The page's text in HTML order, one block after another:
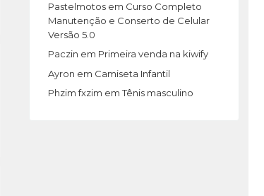
Pastelmotosem Curso Completo
Manutenção e Conserto de Celular
Versão 5.0
Paczin em Primeira venda na kiwify
Ayron em Camiseta Infantil
Phzim fxzim emTênis masculino